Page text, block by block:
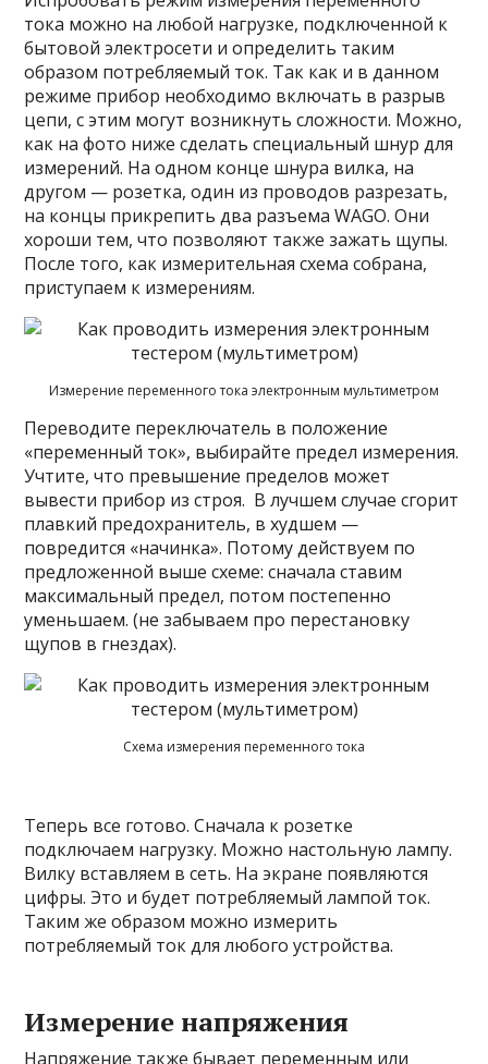
тока можно на любой нагрузке, подключенной к
бытовой электросети и определить таким
образом потребляемый ток. Так как и в данном
режиме прибор необходимо включать в разрыв
цепи, с этим могут возникнуть сложности. Можно,
как на фото ниже сделать специальный шнур для
измерений. На одном конце шнура вилка, на
другом — розетка, один из проводов разрезать,
на концы прикрепить два разъема WAGO. Они
хороши тем, что позволяют также зажать щупы.
После того, как измерительная схема собрана,
приступаем к измерениям.
Измерение переменного тока электронным мультиметром
Переводите переключатель в положение
«переменный ток», выбирайте предел измерения.
Учтите, что превышение пределов может
вывести прибор из строя. В лучшем случае сгорит
плавкий предохранитель, в худшем —
повредится «начинка». Потому действуем по
предложенной выше схеме: сначала ставим
максимальный предел, потом постепенно
уменьшаем. (не забываем про перестановку
щупов в гнездах).
Схема измерения переменного тока
Теперь все готово. Сначала к розетке
подключаем нагрузку. Можно настольную лампу.
Вилку вставляем в сеть. На экране появляются
цифры. Это и будет потребляемый лампой ток.
Таким же образом можно измерить
потребляемый ток для любого устройства.
Измерение напряжения
Напряжение также бывает переменным или